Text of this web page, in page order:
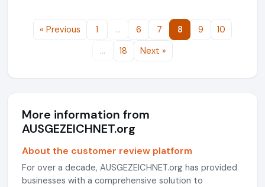
« Previous 1 … 6 7 8 9
10
…
18 Next »
More information from
AUSGEZEICHNET.org
About the customer review platform
For over a decade, AUSGEZEICHNET.org has provided
businesses with a comprehensive solution to